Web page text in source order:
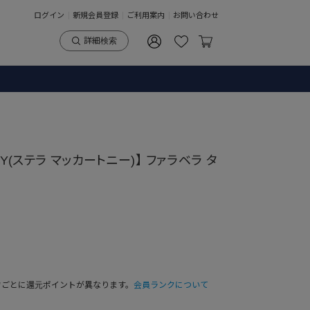
ログイン 新規会員登録 ご利用案内 お問い合わせ
詳細検索
ステラ マッカートニー)】 ファラベラ タ
とに還元ポイントが異なります。 会員ランクについて